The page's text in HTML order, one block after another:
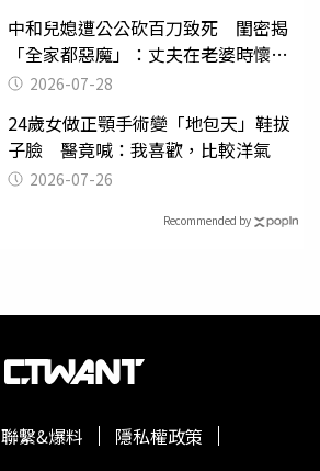
中和兒媳遭公公砍百刀致死 閨密揭
「全家都惡魔」：丈夫在老婆時懷孕
摔東西
2026-07-28
24歲女做正顎手術變「地包天」鞋拔
子臉 醫竟喊：我喜歡，比較洋氣
2026-07-26
Recommended by
聯繫&爆料
隱私權政策